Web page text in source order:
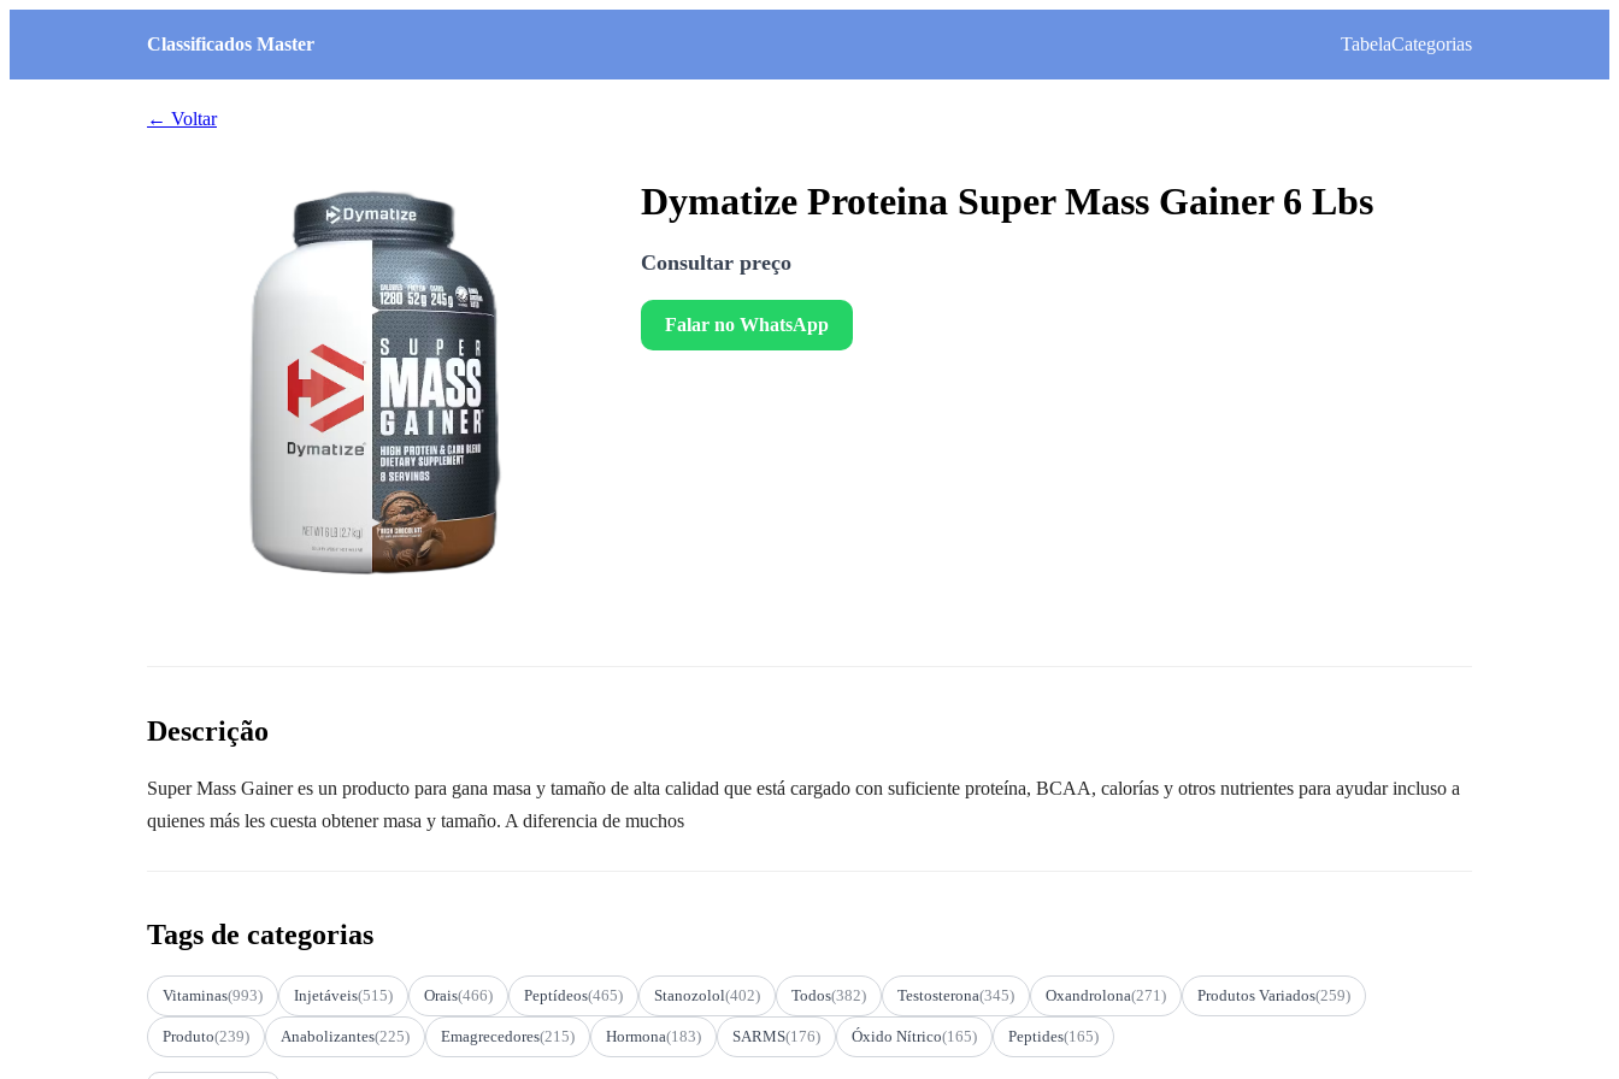
Classificados Master TabelaCategorias
← Voltar
Dymatize Proteina Super Mass Gainer 6 Lbs
Consultar preço
Falar no WhatsApp
Descrição
Super Mass Gainer es un producto para gana masa y tamaño de alta calidad que está cargado con suficiente proteína, BCAA, calorías y otros nutrientes para ayudar incluso a
quienes más les cuesta obtener masa y tamaño. A diferencia de muchos
Tags de categorias
Vitaminas(993) Injetáveis(515) Orais(466) Peptídeos(465) Stanozolol(402) Todos(382) Testosterona(345) Oxandrolona(271) Produtos Variados(259)
Produto(239) Anabolizantes(225) Emagrecedores(215) Hormona(183) SARMS(176) Óxido Nítrico(165) Peptides(165)